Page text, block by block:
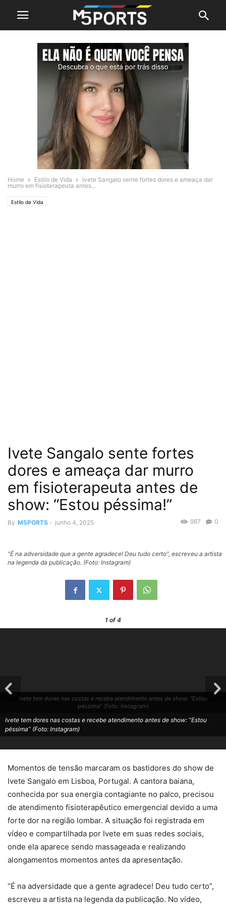
Home Estilo de Vida
Ivete Sangalo sente fortes dores e ameaça dar
murro em fisioterapeuta antes...
Estilo de Vida
Ivete Sangalo sente fortes
dores e ameaça dar murro
em fisioterapeuta antes de
show: “Estou péssima!”
By M5PORTS - junho 4, 2025 0
987
“É na adversidade que a gente agradece! Deu tudo certo”, escreveu a artista
na legenda da publicação. (Foto: Instagram)
1 of 4
Ivete tem dores nas costas e recebe atendimento antes de show: “Estou
péssima” (Foto: Instagram)
Ivete tem dores nas costas e recebe atendimento antes de show: “Estou
péssima” (Foto: Instagram)
Momentos de tensão marcaram os bastidores do show de
Ivete Sangalo em Lisboa, Portugal. A cantora baiana,
conhecida por sua energia contagiante no palco, precisou
de atendimento fisioterapêutico emergencial devido a uma
forte dor na região lombar. A situação foi registrada em
vídeo e compartilhada por Ivete em suas redes sociais,
onde ela aparece sendo massageada e realizando
alongamentos momentos antes da apresentação.
“É na adversidade que a gente agradece! Deu tudo certo”,
escreveu a artista na legenda da publicação. No vídeo,